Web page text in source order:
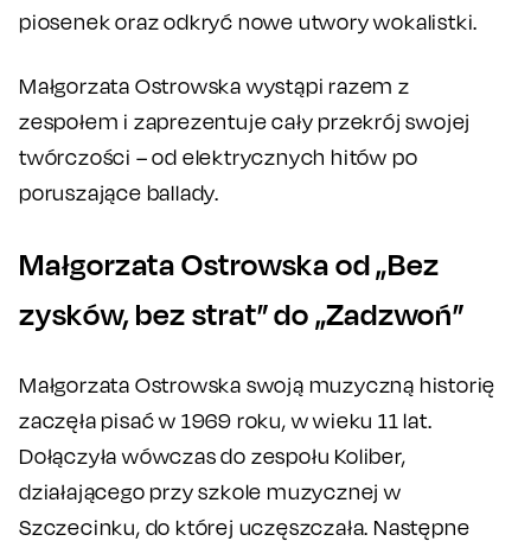
piosenek oraz odkryć nowe utwory wokalistki.
Małgorzata Ostrowska wystąpi razem z
zespołem i zaprezentuje cały przekrój swojej
twórczości – od elektrycznych hitów po
poruszające ballady.
Małgorzata Ostrowska od „Bez
zysków, bez strat” do „Zadzwoń”
Małgorzata Ostrowska swoją muzyczną historię
zaczęła pisać w 1969 roku, w wieku 11 lat.
Dołączyła wówczas do zespołu Koliber,
działającego przy szkole muzycznej w
Szczecinku, do której uczęszczała. Następne